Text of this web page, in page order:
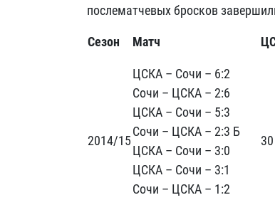
послематчевых бросков
Сезон Матч
2014/15
ЦСКА – Сочи – 6:2
Сочи – ЦСКА – 2:6
ЦСКА – Сочи – 5:3
Сочи – ЦСКА – 2:3 Б
ЦСКА – Сочи – 3:0
ЦСКА – Сочи – 3:1
Сочи – ЦСКА – 1:2
30